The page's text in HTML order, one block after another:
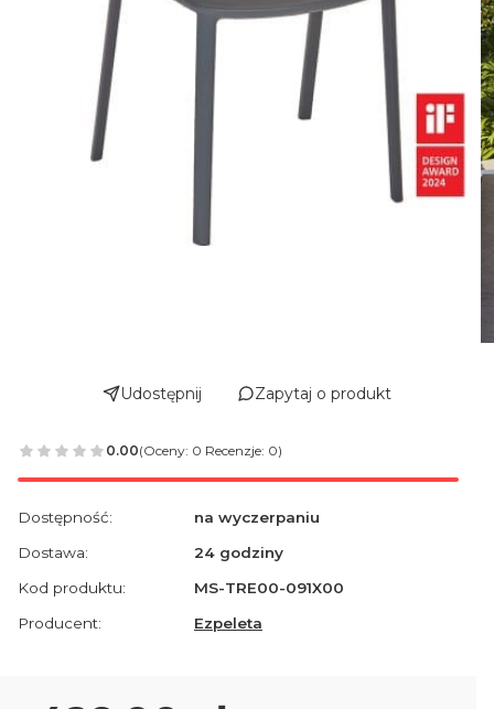
Udostępnij Zapytaj o produkt
0.00(Oceny: 0 Recenzje: 0)
Dostępność:
na wyczerpaniu
Dostawa:
24 godziny
Kod produktu:
MS-TRE00-091X00
Producent:
Ezpeleta